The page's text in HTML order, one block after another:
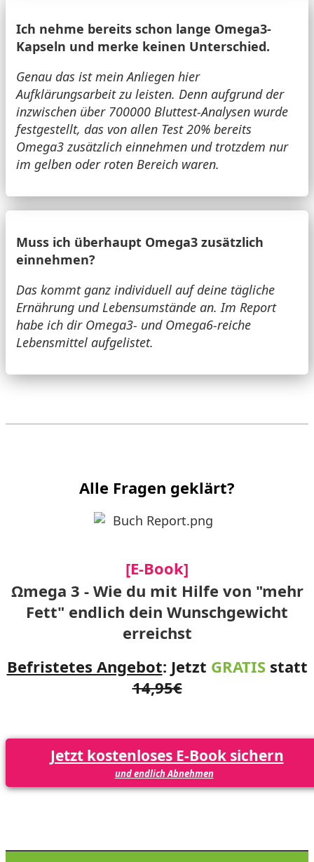
Ich nehme bereits schon lange Omega3-
Kapseln und merke keinen Unterschied.
Genau das ist mein Anliegen hier
Aufklärungsarbeit zu leisten. Denn aufgrund der
inzwischen über 700000 Bluttest-Analysen wurde
festgestellt, das von allen Test 20% bereits
Omega3 zusätzlich einnehmen und trotzdem nur
im gelben oder roten Bereich waren.
Muss ich überhaupt Omega3 zusätzlich
einnehmen?
Das kommt ganz individuell auf deine tägliche
Ernährung und Lebensumstände an. Im Report
habe ich dir Omega3- und Omega6-reiche
Lebensmittel aufgelistet.
Alle Fragen geklärt?
[E-Book]
Ωmega 3 - Wie du mit Hilfe von "mehr
Fett" endlich dein Wunschgewicht
erreichst
Befristetes Angebot: Jetzt GRATISstatt
14,95€
Jetzt kostenloses E-Book sichern
und endlich Abnehmen